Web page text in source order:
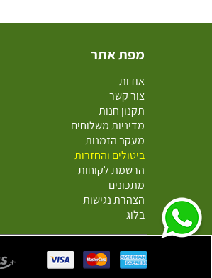
מפת אתר
אודות
צור קשר
תקנון חנות
מדיניות משלוחים
מעקב הזמנות
ביטולים והחזרות
הרשמת לקוחות
מתכונים
הצהרת נגישות
בלוג